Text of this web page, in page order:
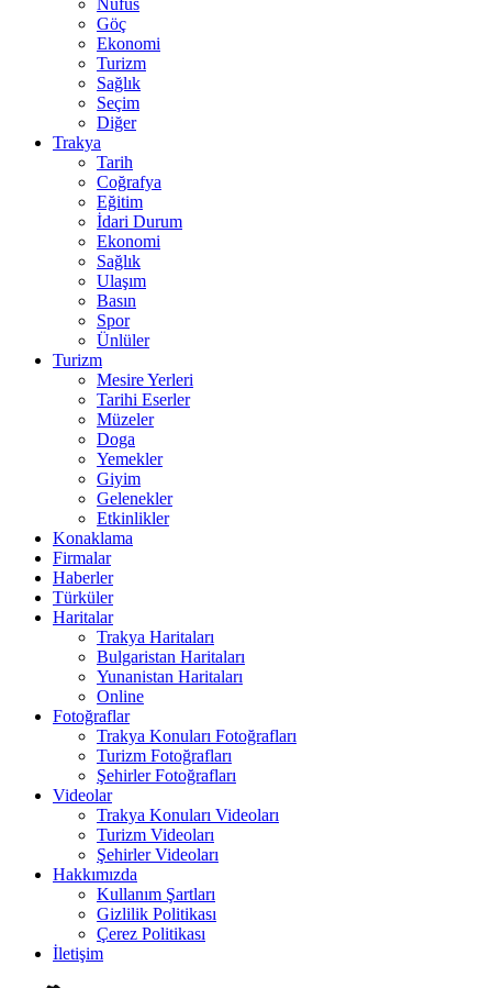
Göç
Ekonomi
Turizm
Sağlık
Seçim
Diğer
Trakya
Tarih
Coğrafya
Eğitim
İdari Durum
Ekonomi
Sağlık
Ulaşım
Basın
Spor
Ünlüler
Turizm
Mesire Yerleri
Tarihi Eserler
Müzeler
Doga
Yemekler
Giyim
Gelenekler
Etkinlikler
Konaklama
Firmalar
Haberler
Türküler
Haritalar
Trakya Haritaları
Bulgaristan Haritaları
Yunanistan Haritaları
Online
Fotoğraflar
Trakya Konuları Fotoğrafları
Turizm Fotoğrafları
Şehirler Fotoğrafları
Videolar
Trakya Konuları Videoları
Turizm Videoları
Şehirler Videoları
Hakkımızda
Kullanım Şartları
Gizlilik Politikası
Çerez Politikası
İletişim